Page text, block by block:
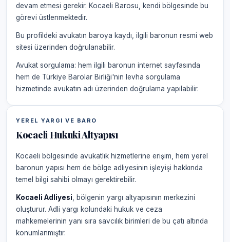
devam etmesi gerekir. Kocaeli Barosu, kendi bölgesinde bu
görevi üstlenmektedir.
Bu profildeki avukatın baroya kaydı, ilgili baronun resmi web
sitesi üzerinden doğrulanabilir.
Avukat sorgulama: hem ilgili baronun internet sayfasında
hem de Türkiye Barolar Birliği'nin levha sorgulama
hizmetinde avukatın adı üzerinden doğrulama yapılabilir.
YEREL YARGI VE BARO
Kocaeli Hukuki Altyapısı
Kocaeli bölgesinde avukatlık hizmetlerine erişim, hem yerel
baronun yapısı hem de bölge adliyesinin işleyişi hakkında
temel bilgi sahibi olmayı gerektirebilir.
Kocaeli Adliyesi , bölgenin yargı altyapısının merkezini
oluşturur. Adli yargı kolundaki hukuk ve ceza
mahkemelerinin yanı sıra savcılık birimleri de bu çatı altında
konumlanmıştır.